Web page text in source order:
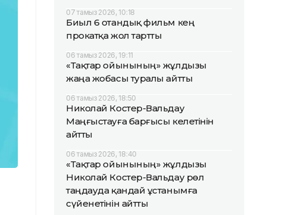
07 тамыз 2026, 10:18
Биыл 6 отандық фильм кең
прокатқа жол тартты
06 тамыз 2026, 19:11
«Тақтар ойынының» жұлдызы
жаңа жобасы туралы айтты
06 тамыз 2026, 18:50
Николай Костер-Вальдау
Маңғыстауға барғысы келетінін
айтты
06 тамыз 2026, 18:40
«Тақтар ойынының» жұлдызы
Николай Костер-Вальдау рөл
таңдауда қандай ұстанымға
сүйенетінін айтты